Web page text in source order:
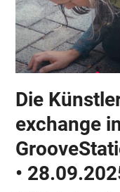
Die
exchange
•